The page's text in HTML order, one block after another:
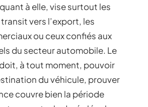
à elle, vise surtout les
vers l’export, les
ou ceux confiés aux
du secteur automobile. Le
à tout moment, pouvoir
du véhicule, prouver
couvre bien la période